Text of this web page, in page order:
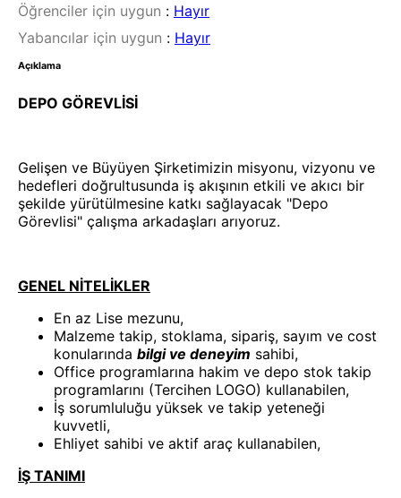
Öğrenciler için uygun : Hayır
Yabancılar için uygun : Hayır
Açıklama
DEPO GÖREVLİSİ
Gelişen ve Büyüyen Şirketimizin misyonu, vizyonu ve
hedefleri doğrultusunda iş akışının etkili ve akıcı bir
şekilde yürütülmesine katkı sağlayacak "Depo
Görevlisi" çalışma arkadaşları arıyoruz.
GENEL NİTELİKLER
En az Lise mezunu,
Malzeme takip, stoklama, sipariş, sayım ve cost
konularında bilgi ve deneyim sahibi,
Office programlarına hakim ve depo stok takip
programlarını (Tercihen LOGO) kullanabilen,
İş sorumluluğu yüksek ve takip yeteneği
kuvvetli,
Ehliyet sahibi ve aktif araç kullanabilen,
İŞ TANIMI